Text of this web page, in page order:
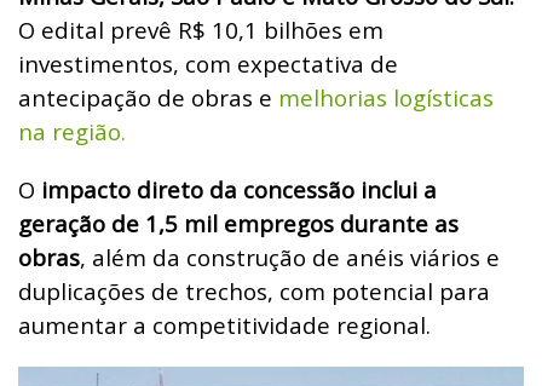
O edital prevê R$ 10,1 bilhões em
investimentos, com expectativa de
antecipação de obras e melhorias logísticas
na região.
O impacto direto da concessão inclui a
geração de 1,5 mil empregos durante as
obras, além da construção de anéis viários e
duplicações de trechos, com potencial para
aumentar a competitividade regional.